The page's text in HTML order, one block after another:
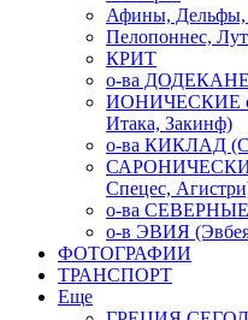
Афины, Дельфы,
Пелопоннес,
КРИТ
о-ва
ИОНИЧЕСКИЕ о-
Итака, Закинф)
о-ва КИКЛАД
САРОНИЧЕСКИЕ
Спецес,
о-ва
о-в ЭВИЯ
ФОТОГРАФИИ
ТРАНСПОРТ
Еще